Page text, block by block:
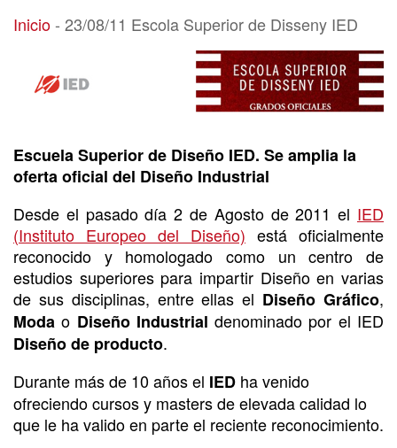
23/08/11 Escola Superior de Disseny IED
Inicio- 23/08/11 Escola Superior de Disseny IED
Escuela Superior de Diseño IED. Se amplia la
oferta oficial del Diseño Industrial
Desde el pasado día 2 de Agosto de 2011 el IED
(Instituto Europeo del Diseño) está oficialmente
reconocido y homologado como un centro de
estudios superiores para impartir Diseño en varias
de sus disciplinas, entre ellas el Diseño Gráfico,
Moda o Diseño Industrial denominado por el IED
Diseño de producto.
Durante más de 10 años el IED ha venido
ofreciendo cursos y masters de elevada calidad lo
que le ha valido en parte el reciente reconocimiento.